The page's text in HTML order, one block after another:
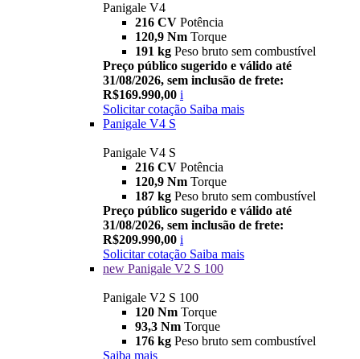
Panigale V4
216 CV Potência
120,9 Nm Torque
191 kg Peso bruto sem combustível
Preço público sugerido e válido até
31/08/2026, sem inclusão de frete:
R$169.990,00 i
Solicitar cotação Saiba mais
Panigale V4 S
Panigale V4 S
216 CV Potência
120,9 Nm Torque
187 kg Peso bruto sem combustível
Preço público sugerido e válido até
31/08/2026, sem inclusão de frete:
R$209.990,00 i
Solicitar cotação Saiba mais
new Panigale V2 S 100
Panigale V2 S 100
120 Nm Torque
93,3 Nm Torque
176 kg Peso bruto sem combustível
Saiba mais